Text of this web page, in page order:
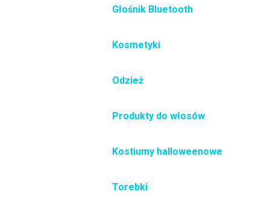
Głośnik Bluetooth
Kosmetyki
Odzież
Produkty do włosów
Kostiumy halloweenowe
Torebki